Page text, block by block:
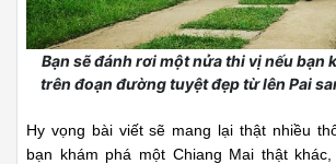
Tin cùng chuyên mục
Kinh nghiệm vui chơi ở Koh
phố thị